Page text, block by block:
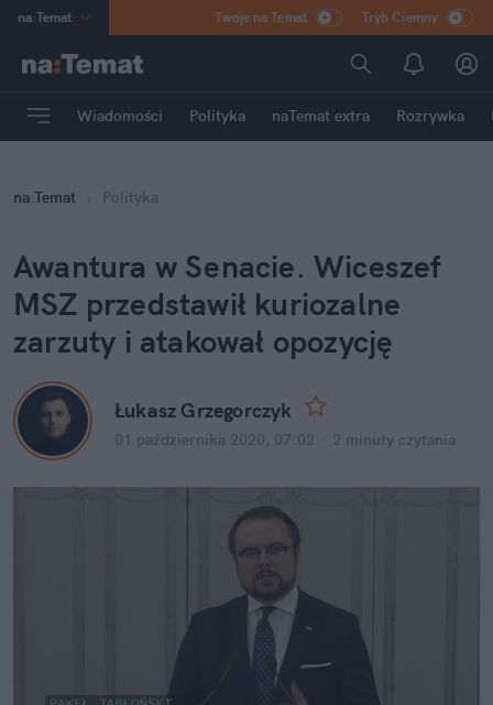
na:Temat
Poland
mama
Rozrywka
Twoje na:Temat Tryb Ciemny
Wiadomości Polityka naTemat extra Rozrywka
na:Temat Polityka
Awantura w Senacie. Wiceszef
MSZ przedstawił kuriozalne
zarzuty i atakował opozycję
Łukasz Grzegorczyk
01 października 2020, 07:02 2 minuty czytania